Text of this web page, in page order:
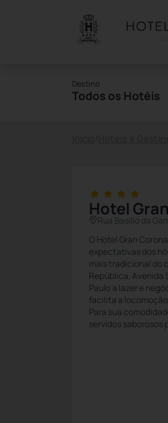
Destino
Todos os Hotéis
Hotel
Rua Basílio da
O Hotel Gran
expectativas dos
mais tradicional do
República, Avenida
Paulo a lazer e
facilita a
Para sua
servidos saborosos